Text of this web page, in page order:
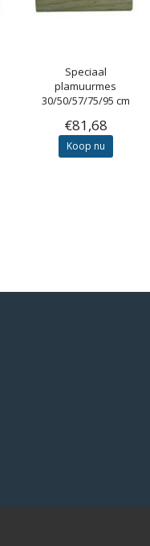
Speciaal
plamuurmes
30/50/57/75/95 cm
€81,68
Koop nu